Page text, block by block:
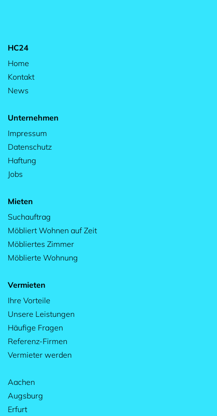
HC24
Home
Kontakt
News
Unternehmen
Impressum
Datenschutz
Haftung
Jobs
Mieten
Suchauftrag
Möbliert Wohnen auf Zeit
Möbliertes Zimmer
Möblierte Wohnung
Vermieten
Ihre Vorteile
Unsere Leistungen
Häufige Fragen
Referenz-Firmen
Vermieter werden
Aachen
Augsburg
Erfurt